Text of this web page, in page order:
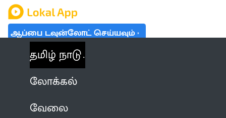
ஆப்பை டவுன்லோட் செய்யவும்
தமிழ் நாடு
லோக்கல்
வேலை